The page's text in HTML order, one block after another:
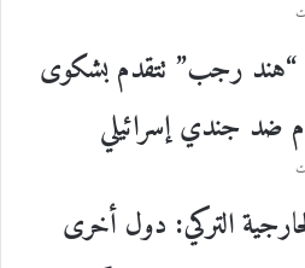
رجب” تتقدم بشكوى
ضد جندي إسرائيلي
التركي: دول أخرى